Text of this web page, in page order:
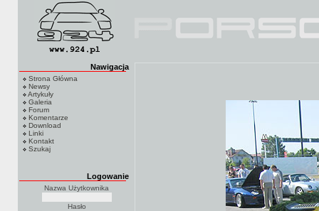
Nawigacja
Strona Główna
Newsy
Artykuły
Galeria
Forum
Komentarze
Download
Linki
Kontakt
Szukaj
Logowanie
Nazwa Użytkownika
Hasło